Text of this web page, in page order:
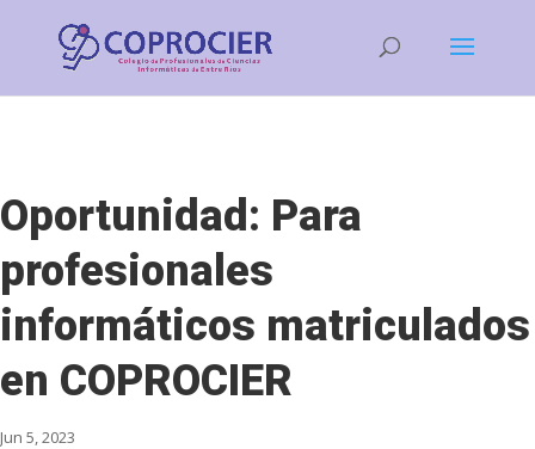
Oportunidad: Para
profesionales
informáticos matriculados
en COPROCIER
Jun 5, 2023